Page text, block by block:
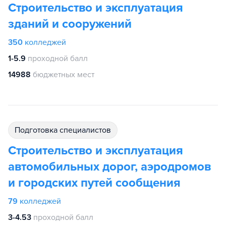
Строительство и эксплуатация
зданий и сооружений
350 колледжей
1-5.9 проходной балл
14988 бюджетных мест
подготовка специалистов
Строительство и эксплуатация
автомобильных дорог, аэродромов
и городских путей сообщения
79 колледжей
3-4.53 проходной балл